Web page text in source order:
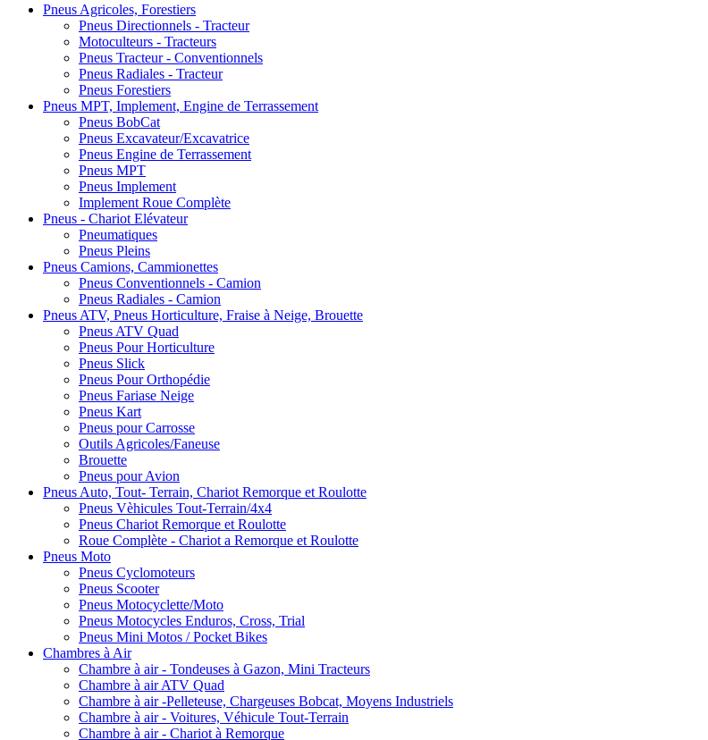
Pneus Agricoles, Forestiers
Pneus Directionnels - Tracteur
Motoculteurs - Tracteurs
Pneus Tracteur - Conventionnels
Pneus Radiales - Tracteur
Pneus Forestiers
Pneus MPT, Implement, Engine de Terrassement
Pneus BobCat
Pneus Excavateur/Excavatrice
Pneus Engine de Terrassement
Pneus MPT
Pneus Implement
Implement Roue Complète
Pneus - Chariot Elévateur
Pneumatiques
Pneus Pleins
Pneus Camions, Cammionettes
Pneus Conventionnels - Camion
Pneus Radiales - Camion
Pneus ATV, Pneus Horticulture, Fraise à Neige, Brouette
Pneus ATV Quad
Pneus Pour Horticulture
Pneus Slick
Pneus Pour Orthopédie
Pneus Fariase Neige
Pneus Kart
Pneus pour Carrosse
Outils Agricoles/Faneuse
Brouette
Pneus pour Avion
Pneus Auto, Tout- Terrain, Chariot Remorque et Roulotte
Pneus Vèhicules Tout-Terrain/4x4
Pneus Chariot Remorque et Roulotte
Roue Complète - Chariot a Remorque et Roulotte
Pneus Moto
Pneus Cyclomoteurs
Pneus Scooter
Pneus Motocyclette/Moto
Pneus Motocycles Enduros, Cross, Trial
Pneus Mini Motos / Pocket Bikes
Chambres à Air
Chambre à air - Tondeuses à Gazon, Mini Tracteurs
Chambre à air ATV Quad
Chambre à air -Pelleteuse, Chargeuses Bobcat, Moyens Industriels
Chambre à air - Voitures, Véhicule Tout-Terrain
Chambre à air - Chariot à Remorque